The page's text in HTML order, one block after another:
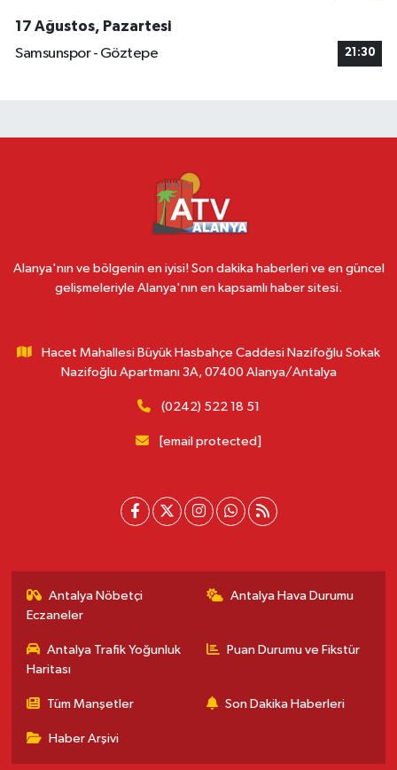
17 Ağustos, Pazartesi
Samsunspor - Göztepe
21:30
Alanya'nın ve bölgenin en iyisi! Son dakika haberleri ve en güncel
gelişmeleriyle Alanya'nın en kapsamlı haber sitesi.
Hacet Mahallesi Büyük Hasbahçe Caddesi Nazifoğlu Sokak
Nazifoğlu Apartmanı 3A, 07400 Alanya/Antalya
(0242) 522 18 51
[email protected]
Antalya Nöbetçi
Eczaneler
Antalya Hava Durumu
Antalya Trafik Yoğunluk
Haritası
Puan Durumu ve Fikstür
Tüm Manşetler Son Dakika Haberleri
Haber Arşivi